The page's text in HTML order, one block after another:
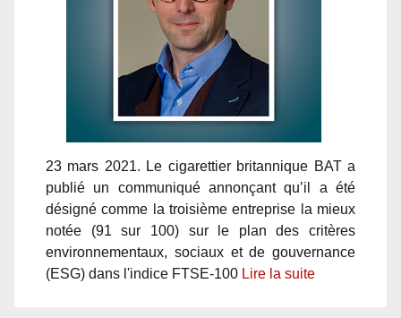
23 mars 2021. Le cigarettier britannique BAT a
publié un communiqué annonçant qu’il a été
désigné comme la troisième entreprise la mieux
notée (91 sur 100) sur le plan des critères
environnementaux, sociaux et de gouvernance
(ESG) dans l'indice FTSE-100 Lire la suite